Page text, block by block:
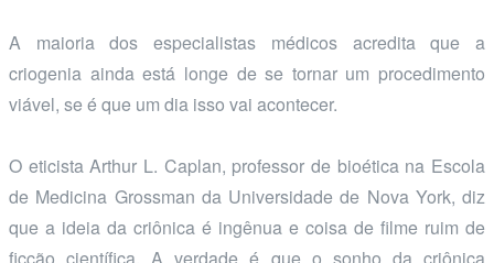
A maioria dos especialistas médicos acredita que a
criogenia ainda está longe de se tornar um procedimento
viável, se é que um dia isso vai acontecer.
O eticista Arthur L. Caplan, professor de bioética na Escola
de Medicina Grossman da Universidade de Nova York, diz
que a ideia da criônica é ingênua e coisa de filme ruim de